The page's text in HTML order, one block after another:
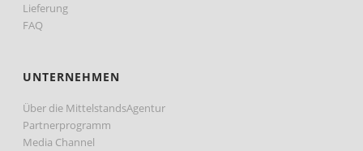
Lieferung
FAQ
UNTERNEHMEN
Über die MittelstandsAgentur
Partnerprogramm
Media Channel